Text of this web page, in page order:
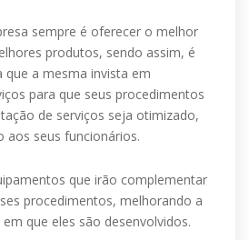
sempre é oferecer o melhor
produtos, sendo assim, é
que a mesma invista em
para que seus procedimentos
de serviços seja otimizado,
aos seus funcionários.
que irão complementar
procedimentos, melhorando a
que eles são desenvolvidos.